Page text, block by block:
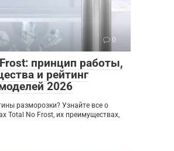
0
принцип работы,
и рейтинг
2026
разморозки? Узнайте все о
Total No Frost, их преимуществах,